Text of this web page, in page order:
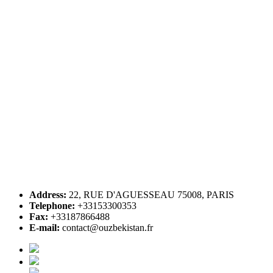
Address: 22, RUE D'AGUESSEAU 75008, PARIS
Telephone: +33153300353
Fax: +33187866488
E-mail: contact@ouzbekistan.fr